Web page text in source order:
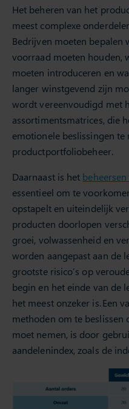
Het beheren van het
meest complexe
Bedrijven moeten bepalen
voorraad moeten houden,
moeten introduceren en
langer winstgevend zijn
wordt vereenvoudigd met
assortimentsmatrices, die
emotionele beslissingen te
productportfoliobeheer.
Daarnaast is het
essentieel om te
opstapelt en uiteindelijk
producten doorlopen
groei, volwassenheid en
worden aangepast aan de
grootste risico’s op
begin en het einde van de
het meest onzeker is. Een
methoden om te beslissen
moet nemen, is door
aandelenindex, zoals de